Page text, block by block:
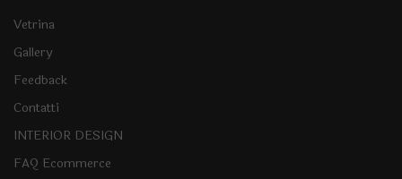
Vetrina
Gallery
Feedback
Contatti
INTERIOR DESIGN
FAQ Ecommerce